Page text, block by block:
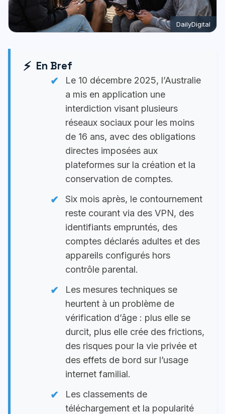
DailyDigital
En Bref
Le 10 décembre 2025, l’Australie
a mis en application une
interdiction visant plusieurs
réseaux sociaux pour les moins
de 16 ans, avec des obligations
directes imposées aux
plateformes sur la création et la
conservation de comptes.
Six mois après, le contournement
reste courant via des VPN, des
identifiants empruntés, des
comptes déclarés adultes et des
appareils configurés hors
contrôle parental.
Les mesures techniques se
heurtent à un problème de
vérification d’âge : plus elle se
durcit, plus elle crée des frictions,
des risques pour la vie privée et
des effets de bord sur l’usage
internet familial.
Les classements de
téléchargement et la popularité